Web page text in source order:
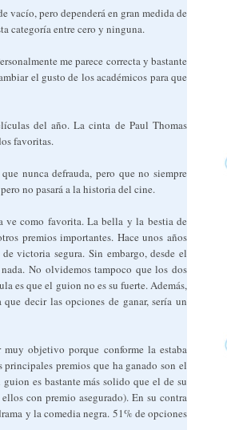
vacío, pero dependerá en gran medida de
categoría entre cero y ninguna.
me parece correcta y bastante
el gusto de los académicos para que
del año. La cinta de Paul Thomas
favoritas.
nunca defrauda, pero que no siempre
no pasará a la historia del cine.
ve como favorita. La bella y la bestia de
premios importantes. Hace unos años
victoria segura. Sin embargo, desde el
No olvidemos tampoco que los dos
es que el guion no es su fuerte. Además,
decir las opciones de ganar, sería un
objetivo porque conforme la estaba
premios que ha ganado son el
es bastante más solido que el de su
con premio asegurado). En su contra
y la comedia negra. 51% de opciones